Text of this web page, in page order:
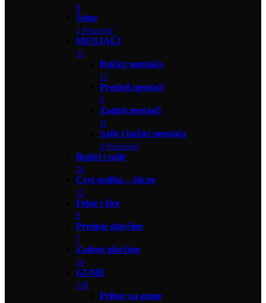
0
Šelne
1 Proizvod
MENJAČI
35
Ručice menjača
15
Prednji menjači
0
Zadnji menjači
11
Sajle i bužiri menjača
4 Proizvodi
Bužiri i sajle
20
Cevi sedišta – šticne
12
Felne i žice
8
Prednje glavčine
7
Zadnje glavčine
10
GUME
136
Pribor za gume